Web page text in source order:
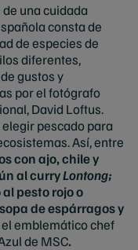
una cuidada
consta de
de especies de
diferentes,
gustos y
por el fotógrafo
David Loftus.
pescado para
Así, entre
con ajo, chile y
al curryLontong;
pesto rojo o
de espárragos y
emblemático chef
de MSC.